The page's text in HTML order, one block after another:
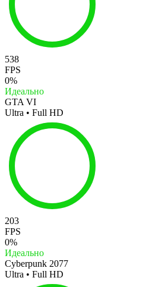
538
FPS
0%
Идеально
GTA VI
Ultra • Full HD
203
FPS
0%
Идеально
Cyberpunk 2077
Ultra • Full HD